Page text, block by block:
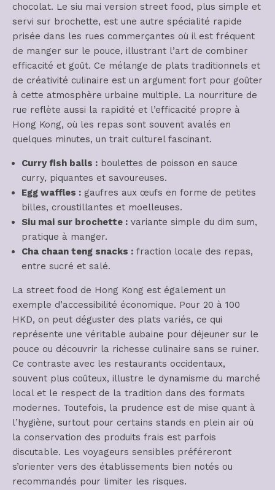
chocolat. Le siu mai version street food, plus simple et
servi sur brochette, est une autre spécialité rapide
prisée dans les rues commerçantes où il est fréquent
de manger sur le pouce, illustrant l’art de combiner
efficacité et goût. Ce mélange de plats traditionnels et
de créativité culinaire est un argument fort pour goûter
à cette atmosphère urbaine multiple. La nourriture de
rue reflète aussi la rapidité et l’efficacité propre à
Hong Kong, où les repas sont souvent avalés en
quelques minutes, un trait culturel fascinant.
Curry fish balls : boulettes de poisson en sauce
curry, piquantes et savoureuses.
Egg waffles : gaufres aux œufs en forme de petites
billes, croustillantes et moelleuses.
Siu mai sur brochette : variante simple du dim sum,
pratique à manger.
Cha chaan teng snacks : fraction locale des repas,
entre sucré et salé.
La street food de Hong Kong est également un
exemple d’accessibilité économique. Pour 20 à 100
HKD, on peut déguster des plats variés, ce qui
représente une véritable aubaine pour déjeuner sur le
pouce ou découvrir la richesse culinaire sans se ruiner.
Ce contraste avec les restaurants occidentaux,
souvent plus coûteux, illustre le dynamisme du marché
local et le respect de la tradition dans des formats
modernes. Toutefois, la prudence est de mise quant à
l’hygiène, surtout pour certains stands en plein air où
la conservation des produits frais est parfois
discutable. Les voyageurs sensibles préféreront
s’orienter vers des établissements bien notés ou
recommandés pour limiter les risques.